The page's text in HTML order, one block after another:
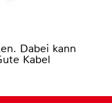
Dabei kann
Kabel